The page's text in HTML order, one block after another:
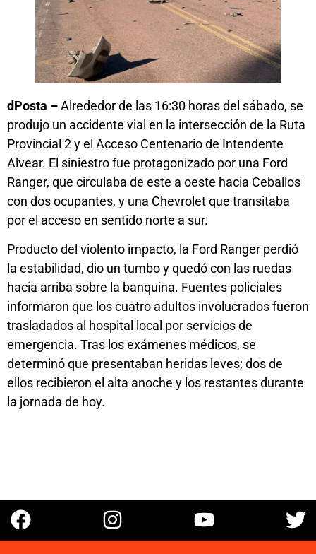
dPosta –Alrededor de las 16:30 horas del sábado, se
produjo un accidente vial en la intersección de la Ruta
Provincial 2 y el Acceso Centenario de Intendente
Alvear. El siniestro fue protagonizado por una Ford
Ranger, que circulaba de este a oeste hacia Ceballos
con dos ocupantes, y una Chevrolet que transitaba
por el acceso en sentido norte a sur.
Producto del violento impacto, la Ford Ranger perdió
la estabilidad, dio un tumbo y quedó con las ruedas
hacia arriba sobre la banquina. Fuentes policiales
informaron que los cuatro adultos involucrados fueron
trasladados al hospital local por servicios de
emergencia. Tras los exámenes médicos, se
determinó que presentaban heridas leves; dos de
ellos recibieron el alta anoche y los restantes durante
la jornada de hoy.